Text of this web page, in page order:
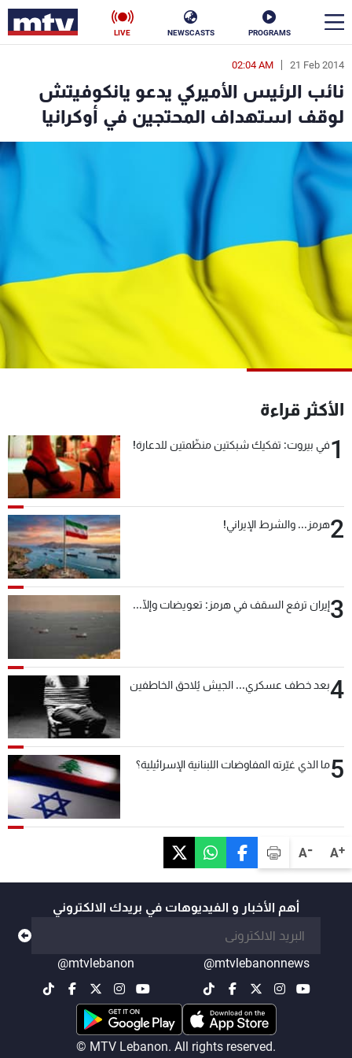
PROGRAMS
NEWSCASTS
LIVE
A+
A-
21 Feb 2014
02:04 AM
نائب الرئيس الأميركي يدعو يانكوفيتش
لوقف استهداف المحتجين في أوكرانيا
الأكثر قراءة
1في بيروت: تفكيك شبكتين منظّمتين للدعارة!
2هرمز... والشرط الإيراني!
3إيران ترفع السقف في هرمز: تعويضات وإلّا...
4بعد خطف عسكري... الجيش يُلاحق الخاطفين
5ما الذي غيّرته المفاوضات اللبنانية الإسرائيلية؟
أهم الأخبار و الفيديوهات في بريدك الالكتروني
@mtvlebanonnews
@mtvlebanon
© MTV Lebanon. All rights reserved.
en
الأخبار
سياسة ناس
إقتصاد
كأس العالم
البرامج
شاهد البرامج
عن MTV
الإنـتـاج
وظائف
شروط الإسـتخدام
سياسة الخصوصية